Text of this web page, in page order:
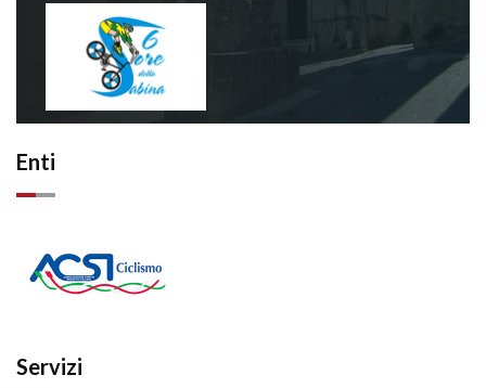
Enti
Servizi